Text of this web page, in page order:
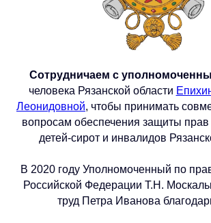
Сотрудничаем с
человека Рязанской области
Леонидовной, чтобы принимать
вопросам обеспечения защиты
детей-сирот и инвалидов
В 2020 году Уполномоченный по
Российской Федерации Т.Н.
труд Петра Иванова